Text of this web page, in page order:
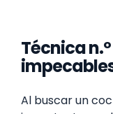
Técnica
Al buscar un